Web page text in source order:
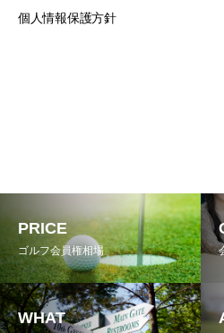
個人情報保護方針
PRICE
ゴルフ会員権相場
WHAT